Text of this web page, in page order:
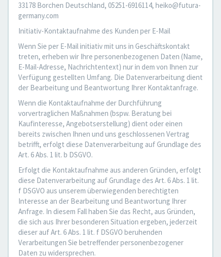
33178 Borchen Deutschland, 05251-6916114, heiko@futura-
germany.com
Initiativ-Kontaktaufnahme des Kunden per E-Mail
Wenn Sie per E-Mail initiativ mit uns in Geschäftskontakt
treten, erheben wir Ihre personenbezogenen Daten (Name,
E-Mail-Adresse, Nachrichtentext) nur in dem von Ihnen zur
Verfügung gestellten Umfang. Die Datenverarbeitung dient
der Bearbeitung und Beantwortung Ihrer Kontaktanfrage.
Wenn die Kontaktaufnahme der Durchführung
vorvertraglichen Maßnahmen (bspw. Beratung bei
Kaufinteresse, Angebotserstellung) dient oder einen
bereits zwischen Ihnen und uns geschlossenen Vertrag
betrifft, erfolgt diese Datenverarbeitung auf Grundlage des
Art. 6 Abs. 1 lit. b DSGVO.
Erfolgt die Kontaktaufnahme aus anderen Gründen, erfolgt
diese Datenverarbeitung auf Grundlage des Art. 6 Abs. 1 lit.
f DSGVO aus unserem überwiegenden berechtigten
Interesse an der Bearbeitung und Beantwortung Ihrer
Anfrage. In diesem Fall haben Sie das Recht, aus Gründen,
die sich aus Ihrer besonderen Situation ergeben, jederzeit
dieser auf Art. 6 Abs. 1 lit. f DSGVO beruhenden
Verarbeitungen Sie betreffender personenbezogener
Daten zu widersprechen.